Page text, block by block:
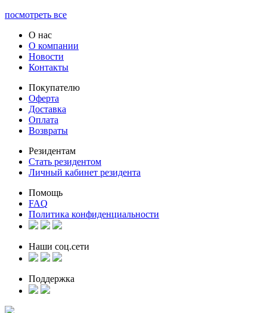
посмотреть все
О нас
О компании
Новости
Контакты
Покупателю
Оферта
Доставка
Оплата
Возвраты
Резидентам
Стать резидентом
Личный кабинет резидента
Помощь
FAQ
Политика конфиденциальности
Наши соц.сети
Поддержка